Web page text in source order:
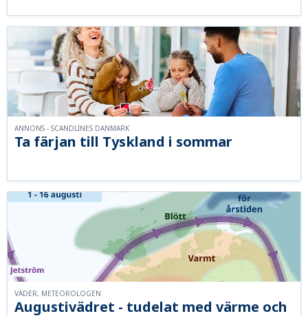
Ta färjan till Tyskland i sommar
ANNONS - SCANDLINES DANMARK
Augustivädret - tudelat med värme och
VÄDER, METEOROLOGEN